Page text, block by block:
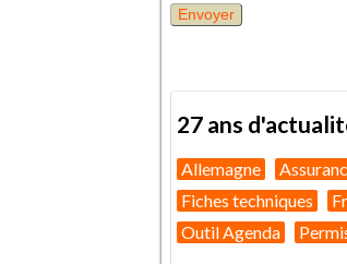
27 ans
Allemagne
Fiches techniques
Outil Agenda